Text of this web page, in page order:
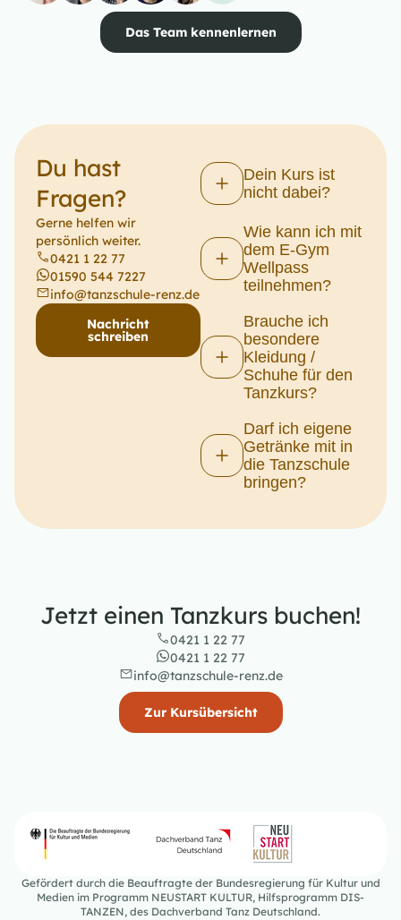
Das Team kennenlernen
Du hast
Fragen?
Gerne helfen wir
persönlich weiter.
0421 1 22 77
01590 544 7227
info@tanzschule-renz.de
Nachricht
schreiben
Dein Kurs ist
nicht dabei?
Wie kann ich mit
dem E-Gym
Wellpass
teilnehmen?
Brauche ich
besondere
Kleidung /
Schuhe für den
Tanzkurs?
Darf ich eigene
Getränke mit in
die Tanzschule
bringen?
Jetzt einen Tanzkurs buchen!
0421 1 22 77
0421 1 22 77
info@tanzschule-renz.de
Zur Kursübersicht
Gefördert durch die Beauftragte der Bundesregierung für Kultur und
Medien im Programm NEUSTART KULTUR, Hilfsprogramm DIS-
TANZEN, des Dachverband Tanz Deutschland.